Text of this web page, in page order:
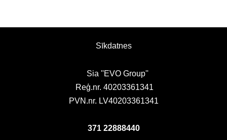
Sīkdatnes
Sia ''EVO Group''
Reģ.nr. 40203361341
PVN.nr. LV40203361341
371 22888440